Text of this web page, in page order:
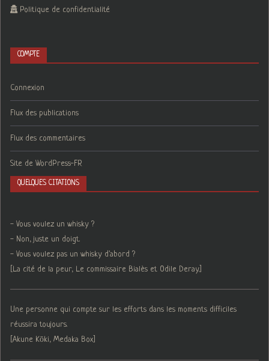
Politique de confidentialité
COMPTE
Connexion
Flux des publications
Flux des commentaires
Site de WordPress-FR
QUELQUES CITATIONS
- Vous voulez un whisky ?
- Non, juste un doigt.
- Vous voulez pas un whisky d'abord ?
[La cité de la peur, Le commissaire Bialès et Odile Deray.]
Une personne qui compte sur les efforts dans les moments difficiles
réussira toujours.
[Akune Kōki, Medaka Box]